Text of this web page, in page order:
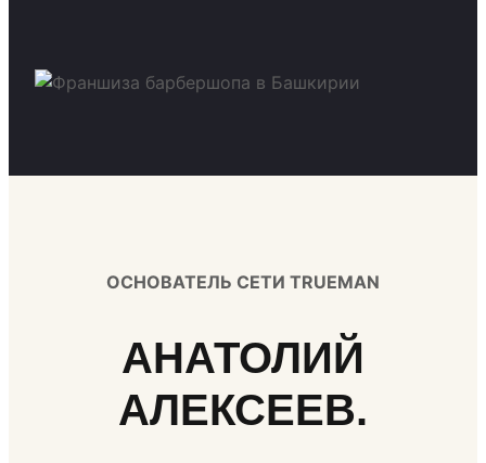
ОСНОВАТЕЛЬ СЕТИ TRUEMAN
АНАТОЛИЙ
АЛЕКСЕЕВ.